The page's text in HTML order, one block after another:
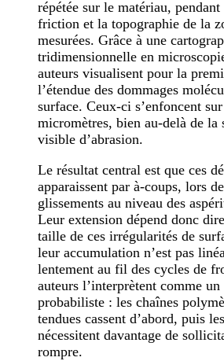
répétée sur le matériau,
friction et la topographie de la
mesurées. Grâce à une
tridimensionnelle en
auteurs visualisent pour la
l’étendue des dommages
surface. Ceux-ci s’enfoncent
micromètres, bien au-delà de la
visible d’abrasion.
Le résultat central est que ces
apparaissent par à-coups, lors
glissements au niveau des
Leur extension dépend donc
taille de ces irrégularités de
leur accumulation n’est pas
lentement au fil des cycles de
auteurs l’interprètent comme un
probabiliste : les chaînes
tendues cassent d’abord, puis
nécessitent davantage de
rompre.